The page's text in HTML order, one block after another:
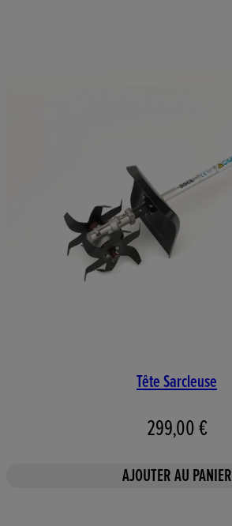
Tête Sarcleuse
299,00 €
AJOUTER AU PANIER